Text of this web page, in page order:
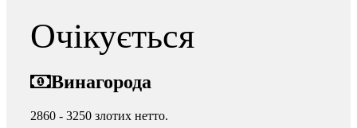
Очікується
Винагорода
2860 - 3250 злотих нетто.